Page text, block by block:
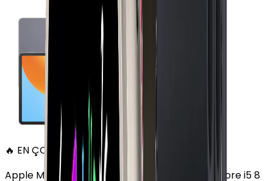
🔥 EN ÇOK SATAN
Apple MacBook Air 13" (13-inch, 2020) 1.1 GHz Core i5 8